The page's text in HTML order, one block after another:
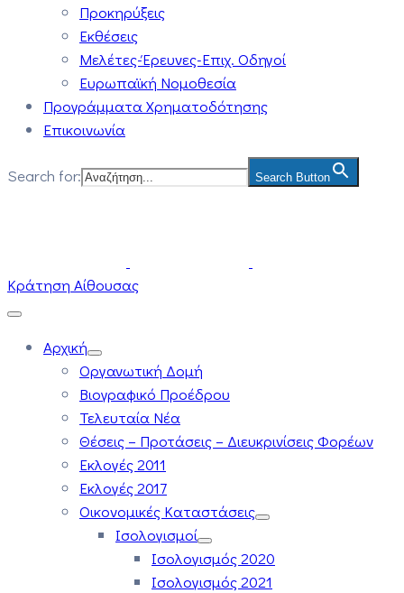
Προκηρύξεις
Εκθέσεις
Μελέτες-Έρευνες-Επιχ. Οδηγοί
Ευρωπαϊκή Νομοθεσία
Προγράμματα Χρηματοδότησης
Επικοινωνία
Search for: Search Button
Κράτηση Αίθουσας
Αρχική
Οργανωτική Δομή
Βιογραφικό Προέδρου
Τελευταία Νέα
Θέσεις – Προτάσεις – Διευκρινίσεις Φορέων
Εκλογές 2011
Εκλογές 2017
Οικονομικές Καταστάσεις
Ισολογισμοί
Ισολογισμός 2020
Ισολογισμός 2021